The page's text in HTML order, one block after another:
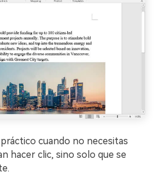
cuando no necesitas
hacer clic, sino solo que se